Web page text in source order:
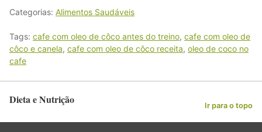
Categorias: Alimentos Saudáveis
Tags: cafe com oleo de côco antes do treino, cafe com oleo de
côco e canela, cafe com oleo de côco receita, oleo de coco no
cafe
Dieta e Nutrição Ir para o topo